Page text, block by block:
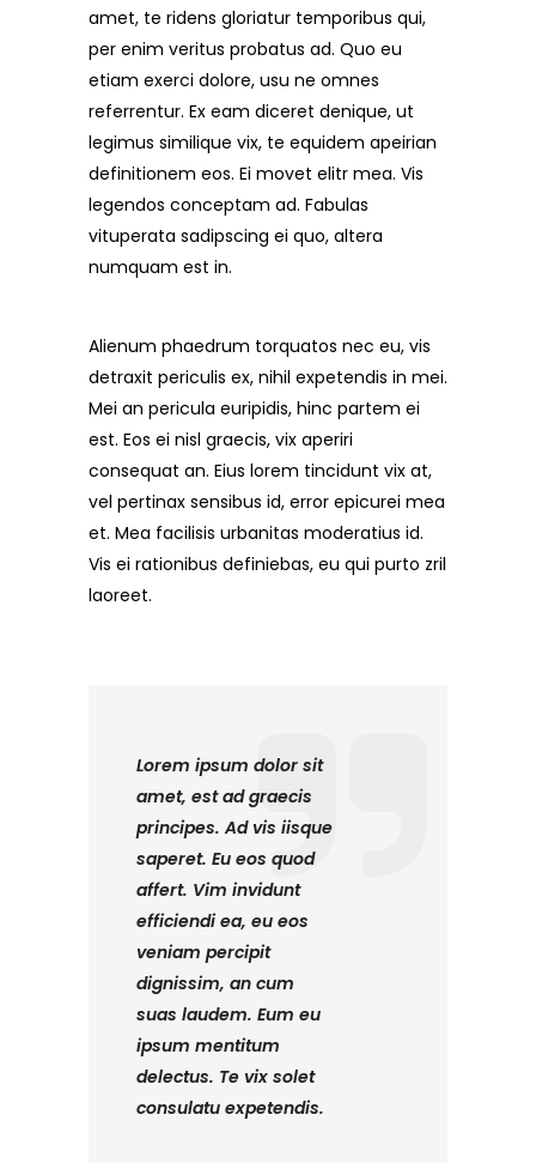
amet, te ridens gloriatur temporibus qui,
per enim veritus probatus ad. Quo eu
etiam exerci dolore, usu ne omnes
referrentur. Ex eam diceret denique, ut
legimus similique vix, te equidem apeirian
definitionem eos. Ei movet elitr mea. Vis
legendos conceptam ad. Fabulas
vituperata sadipscing ei quo, altera
numquam est in.
Alienum phaedrum torquatos nec eu, vis
detraxit periculis ex, nihil expetendis in mei.
Mei an pericula euripidis, hinc partem ei
est. Eos ei nisl graecis, vix aperiri
consequat an. Eius lorem tincidunt vix at,
vel pertinax sensibus id, error epicurei mea
et. Mea facilisis urbanitas moderatius id.
Vis ei rationibus definiebas, eu qui purto zril
laoreet.
Lorem ipsum dolor sit
amet, est ad graecis
principes. Ad vis iisque
saperet. Eu eos quod
affert. Vim invidunt
efficiendi ea, eu eos
veniam percipit
dignissim, an cum
suas laudem. Eum eu
ipsum mentitum
delectus. Te vix solet
consulatu expetendis.